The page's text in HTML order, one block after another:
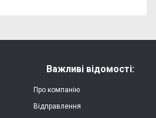
від ударів,
або думку
Важливі відомості:
Про компанію
Відправлення